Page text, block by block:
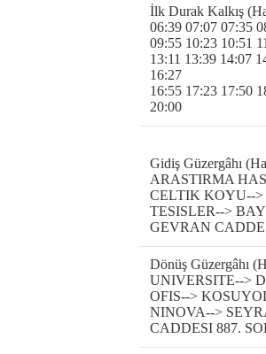
İlk Durak Kalkış
06:39 07:07 07:35
09:55 10:23 10:51
13:11 13:39 14:07
16:27
16:55 17:23 17:50
20:00
Gidiş Güzergâhı
ARASTIRMA
CELTIK KOYU--
TESISLER-->
GEVRAN
Dönüş Güzergâhı
UNIVERSITE-->
OFIS-->
NINOVA-->
CADDESI 887.